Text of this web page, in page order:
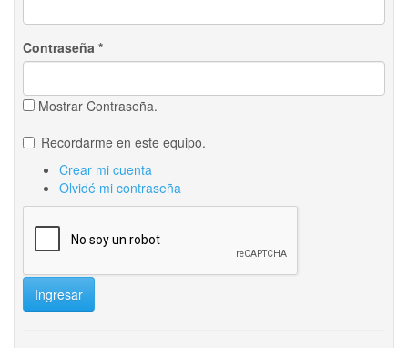
Contraseña *
Mostrar Contraseña.
Recordarme en este equipo.
Crear mi cuenta
Olvidé mi contraseña
Ingresar